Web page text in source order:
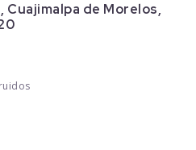
Cuajimalpa de Morelos,